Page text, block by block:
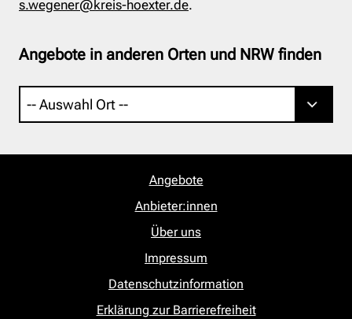
s.wegener@kreis-hoexter.de.
Angebote in anderen Orten und NRW finden
Angebote
Anbieter:innen
Über uns
Impressum
Datenschutzinformation
Erklärung zur Barrierefreiheit